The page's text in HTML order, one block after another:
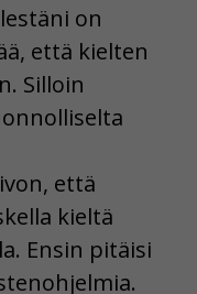
on
että kielten
Silloin
että
kieltä
Ensin pitäisi